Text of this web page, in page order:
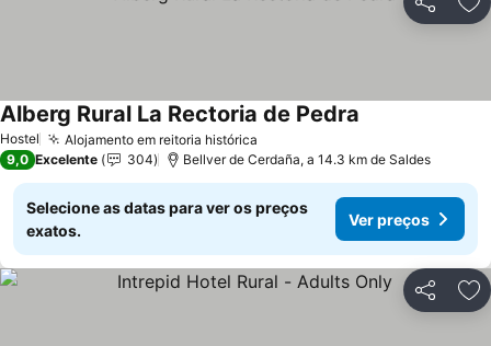
Partilhar
Hostel Alojamento em reitoria histórica
Alberg Rural La Rectoria de Pedra
9,0 Excelente 304 Bellver de Cerdaña, a 14.3 km de Saldes
Selecione as datas para ver os preços
exatos.
Ver preços
Partilhar